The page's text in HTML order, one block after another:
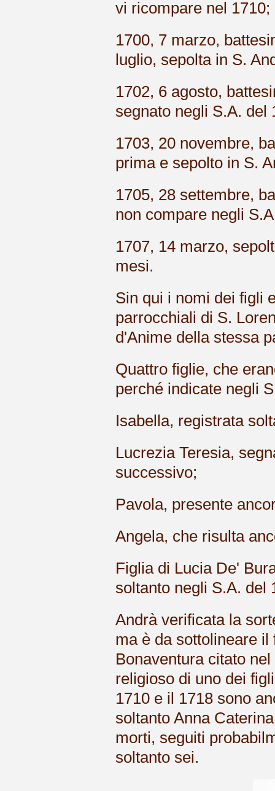
vi ricompare nel 1710;
1700, 7 marzo,
luglio, sepolta in S.
1702, 6 agosto,
segnato negli S.A. del
1703, 20 novembre,
prima e sepolto in S.
1705, 28 settembre,
non compare negli
1707, 14 marzo,
mesi.
Sin qui i nomi dei figli
parrocchiali di S.
d'Anime della stessa
Quattro figlie, che
perché indicate negli
Isabella, registrata
Lucrezia Teresia,
successivo;
Pavola, presente
Angela, che risulta
Figlia di Lucia De'
soltanto negli S.A. del
Andrà verificata la
ma è da sottolineare
Bonaventura citato
religioso di uno dei
1710 e il 1718 sono
soltanto Anna
morti, seguiti
soltanto sei.